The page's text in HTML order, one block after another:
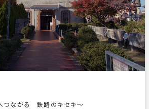
つながる 鉄路のキセキ～